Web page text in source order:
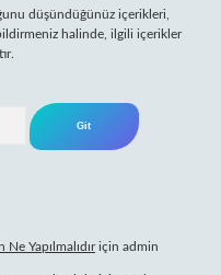
düşündüğünüz içerikleri,
halinde, ilgili içerikler
Yapılmalıdıriçin admin